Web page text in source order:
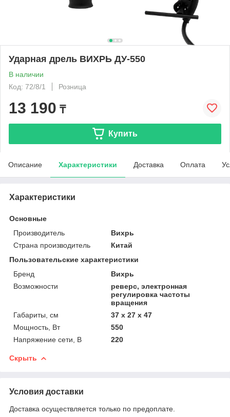
Ударная дрель ВИХРЬ ДУ-550
В наличии
Код: 72/8/1
Розница
13 190 ₸
Купить
Описание Характеристики Доставка Оплата
Характеристики
Основные
Производитель
Вихрь
Страна производитель
Китай
Пользовательские характеристики
Бренд
Вихрь
Возможности
реверс, электронная
регулировка частоты
вращения
Габариты, см
37 х 27 х 47
Мощность, Вт
550
Напряжение сети, В
220
Скрыть
Условия доставки
Доставка осуществляется только по предоплате.